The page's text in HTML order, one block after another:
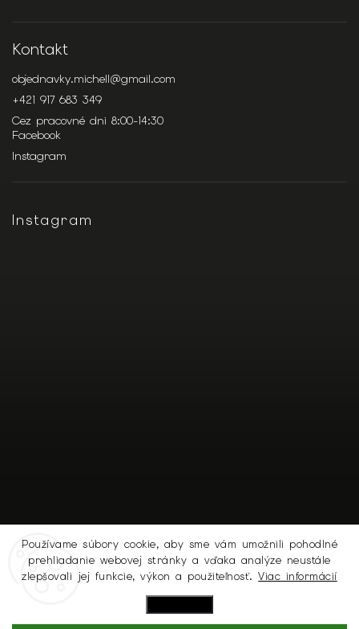
Používame súbory cookie, aby sme vám umožnili pohodlné
prehliadanie webovej stránky a vďaka analýze neustále
zlepšovali jej funkcie, výkon a použiteľnosť.Viac informácií
Kontakt
objednavky.michell@gmail.com
+421 917 683 349
Cez pracovné dni 8:00-14:30
Facebook
Instagram
Instagram
Sledovať na Instagrame
Copyright 2026MICHELL.SK. Všetky práva vyhradené.